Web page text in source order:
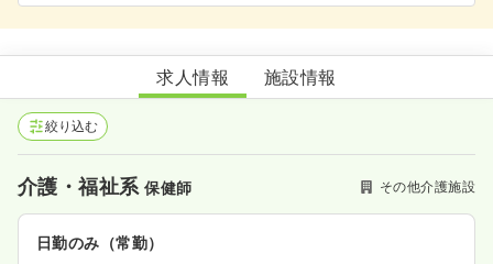
武蔵村山市緑が丘地域包括支援センター
求人情報 施設情報
絞り込む
介護・福祉系保健師 その他介護施設
日勤のみ（常勤）